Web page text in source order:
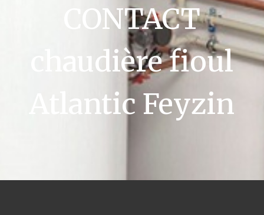
CONTACT
chaudière fioul
Atlantic Feyzin